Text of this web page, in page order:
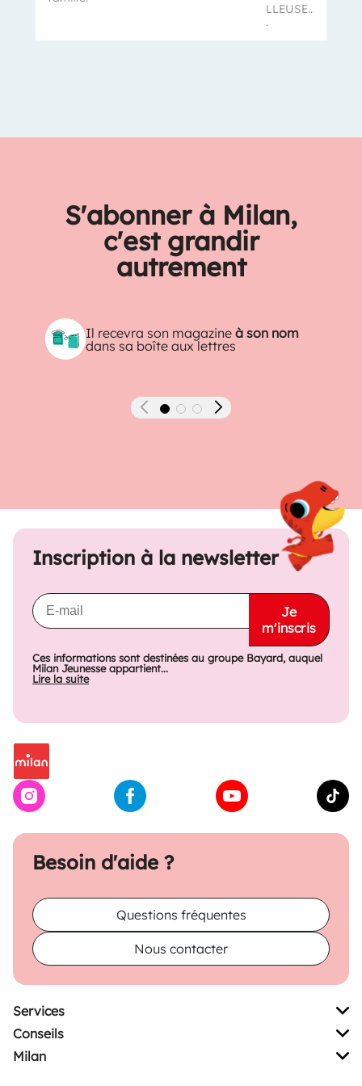
LLEUSE..
.
S'abonner à Milan,
c'est grandir
autrement
Il recevra son magazineà son nom
dans sa boîte aux lettres
Précédent Suivant
Besoin d'aide ?
Questions fréquentes
Nous contacter
Inscription à la newsletter
Je
m'inscris
Ces informations sont destinées au groupe Bayard, auquel
Milan Jeunesse appartient...
Lire la suite
Services
Conseils
Milan